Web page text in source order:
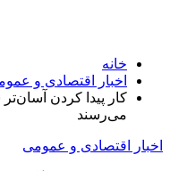
خانه
اخبار اقتصادی و
کار پیدا کردن
می‌رسند
اخبار اقتصادی و عمومی